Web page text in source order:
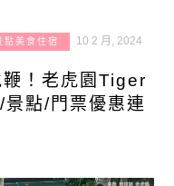
美食住宿 10 2 月, 2024
鞭！老虎園Tiger
點/門票優惠連